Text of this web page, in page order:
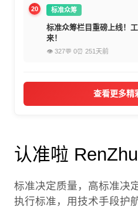
20 标准众筹
标准众筹栏目重磅上线！
来！
👁 327💬 0⏰ 251天前
查看更多精
认准啦
标准决定质量，高标准决
执行标准，用技术手段护